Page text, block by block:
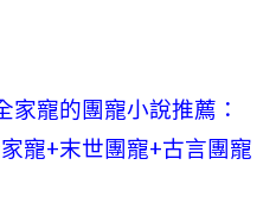
寵的團寵小說推薦：
寵+末世團寵+古言團寵